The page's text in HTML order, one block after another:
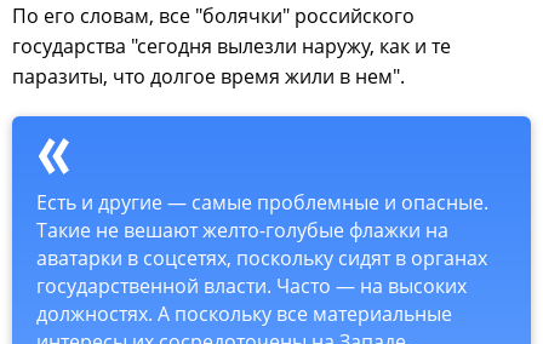
По его словам, все "болячки" российского
государства "сегодня вылезли наружу, как и те
паразиты, что долгое время жили в нем".
Есть и другие — самые проблемные и опасные.
Такие не вешают желто-голубые флажки на
аватарки в соцсетях, поскольку сидят в органах
государственной власти. Часто — на высоких
должностях. А поскольку все материальные